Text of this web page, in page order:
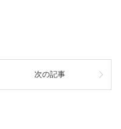
次の記事